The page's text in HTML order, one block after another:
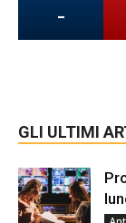
-
GLI ULTIMI